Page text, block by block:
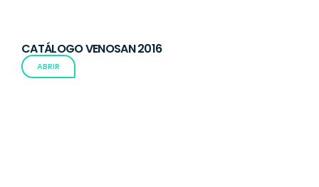
CATÁLOGO VENOSAN 2016
ABRIR